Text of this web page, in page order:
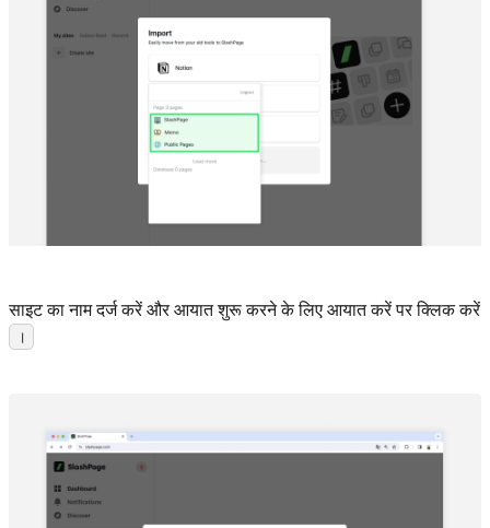
साइट का नाम दर्ज करें और आयात शुरू करने के लिए आयात करें पर क्लिक करें
।